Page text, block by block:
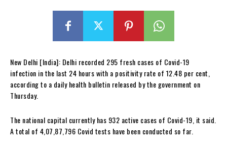
New Delhi [India]: Delhi recorded 295 fresh cases of Covid-19
infection in the last 24 hours with a positivity rate of 12.48 per cent,
according to a daily health bulletin released by the government on
Thursday.
The national capital currently has 932 active cases of Covid-19, it said.
A total of 4,07,87,796 Covid tests have been conducted so far.